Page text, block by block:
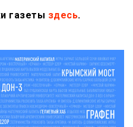
газеты здесь.